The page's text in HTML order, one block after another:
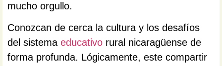
mucho orgullo.
Conozcan de cerca la cultura y los desafíos
del sistema educativo rural nicaragüense de
forma profunda. Lógicamente, este compartir